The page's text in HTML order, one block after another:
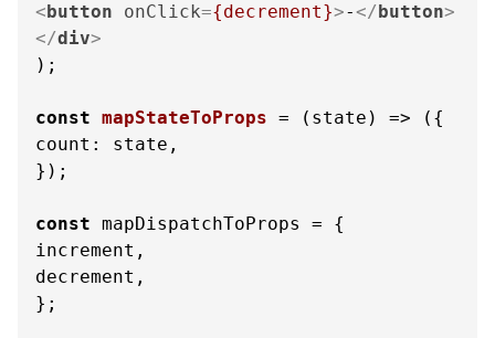
<button onClick={decrement}>-</button>
</div>
);
const mapStateToProps = ( state
count : state,
});
const mapDispatchToProps = {
increment,
decrement,
};